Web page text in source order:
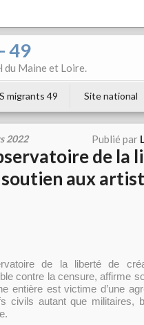
49
du Maine et Loire.
migrants 49 Site national
2022 Publié par
de
aux
de la liberté de
contre la censure, affirme
entière est victime d’une
civils autant que militaires,